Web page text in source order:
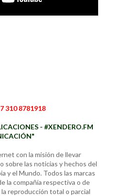
310 8781918
- #XENDERO.FM
con la misión de llevar
sobre las noticias y hechos del
y el Mundo. Todos las marcas
la compañía respectiva o de
reproducción total o parcial